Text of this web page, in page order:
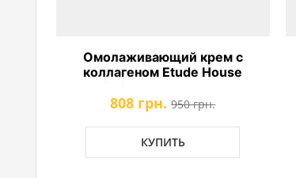
Омолаживающий крем с
коллагеном Etude House
Moistfull Collagen Cream
808 грн. 950 грн.
КУПИТЬ